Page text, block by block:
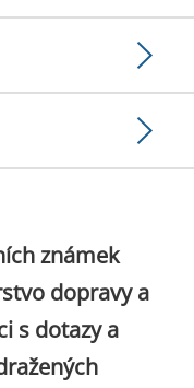
známek
dopravy a
s dotazy a